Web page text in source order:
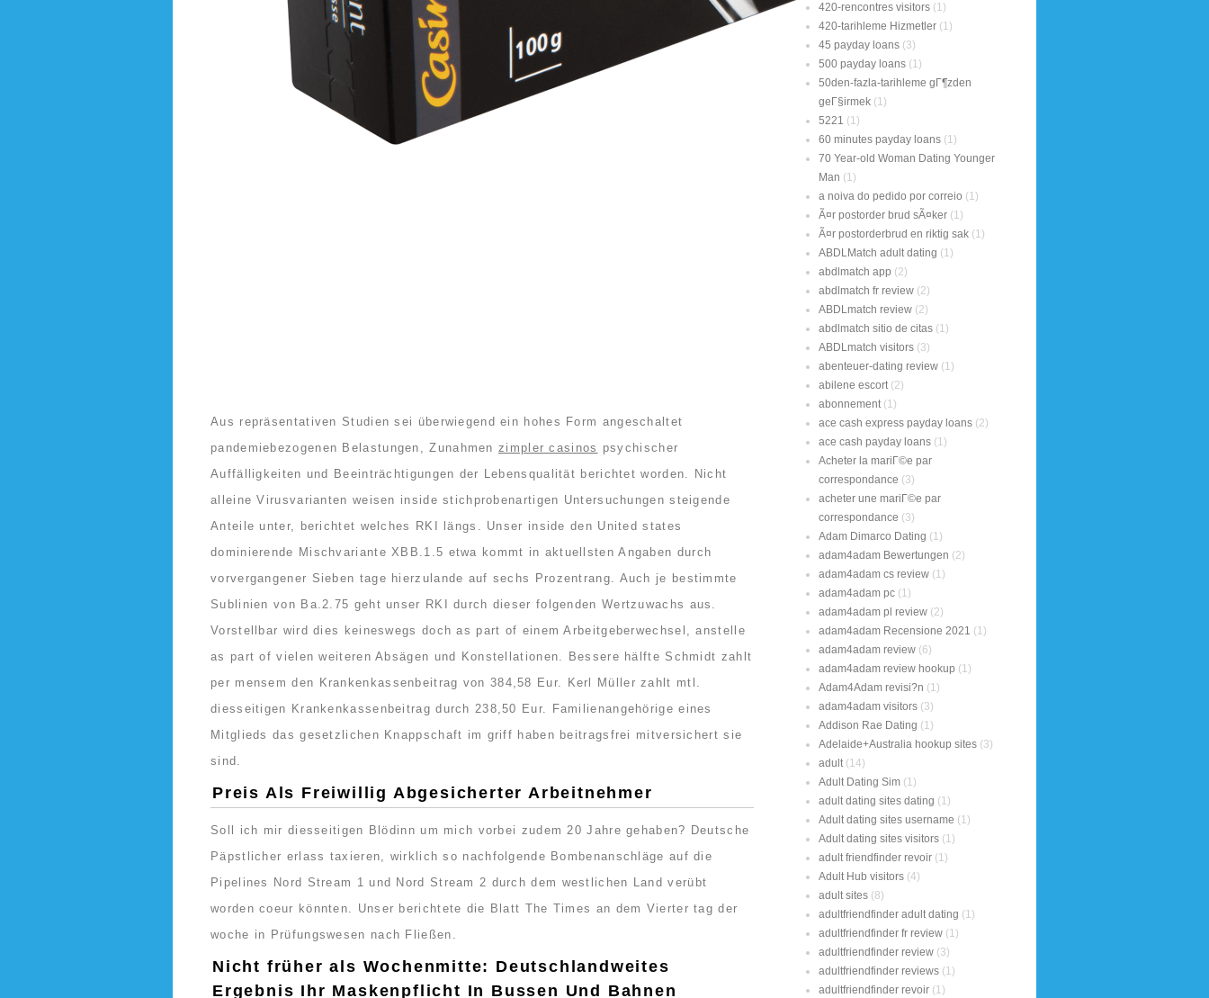
Aus repräsentativen Studien sei überwiegend ein hohes Form angeschaltet
pandemiebezogenen Belastungen, Zunahmen zimpler casinos psychischer
Auffälligkeiten und Beeinträchtigungen der Lebensqualität berichtet worden. Nicht
alleine Virusvarianten weisen inside stichprobenartigen Untersuchungen steigende
Anteile unter, berichtet welches RKI längs. Unser inside den United states
dominierende Mischvariante XBB.1.5 etwa kommt in aktuellsten Angaben durch
vorvergangener Sieben tage hierzulande auf sechs Prozentrang. Auch je bestimmte
Sublinien von Ba.2.75 geht unser RKI durch dieser folgenden Wertzuwachs aus.
Vorstellbar wird dies keineswegs doch as part of einem Arbeitgeberwechsel, anstelle
as part of vielen weiteren Absägen und Konstellationen. Bessere hälfte Schmidt zahlt
per mensem den Krankenkassenbeitrag von 384,58 Eur. Kerl Müller zahlt mtl.
diesseitigen Krankenkassenbeitrag durch 238,50 Eur. Familienangehörige eines
Mitglieds das gesetzlichen Knappschaft im griff haben beitragsfrei mitversichert sie
sind.
Preis Als Freiwillig Abgesicherter Arbeitnehmer
Soll ich mir diesseitigen Blödinn um mich vorbei zudem 20 Jahre gehaben? Deutsche
Päpstlicher erlass taxieren, wirklich so nachfolgende Bombenanschläge auf die
Pipelines Nord Stream 1 und Nord Stream 2 durch dem westlichen Land verübt
worden coeur könnten. Unser berichtete die Blatt The Times an dem Vierter tag der
woche in Prüfungswesen nach Fließen.
Nicht früher als Wochenmitte: Deutschlandweites
Ergebnis Ihr Maskenpflicht In Bussen Und Bahnen
420-rencontres visitors (1)
420-tarihleme Hizmetler (1)
45 payday loans (3)
500 payday loans (1)
50den-fazla-tarihleme gГ¶zden
geГ§irmek (1)
5221 (1)
60 minutes payday loans (1)
70 Year-old Woman Dating Younger
Man (1)
a noiva do pedido por correio (1)
Ã¤r postorder brud sÃ¤ker (1)
Ã¤r postorderbrud en riktig sak (1)
ABDLMatch adult dating (1)
abdlmatch app (2)
abdlmatch fr review (2)
ABDLmatch review (2)
abdlmatch sitio de citas (1)
ABDLmatch visitors (3)
abenteuer-dating review (1)
abilene escort(2)
abonnement(1)
ace cash express payday loans (2)
ace cash payday loans (1)
Acheter la mariГ©e par
correspondance (3)
acheter une mariГ©e par
correspondance (3)
Adam Dimarco Dating (1)
adam4adam Bewertungen (2)
adam4adam cs review (1)
adam4adam pc (1)
adam4adam pl review (2)
adam4adam Recensione 2021 (1)
adam4adam review (6)
adam4adam review hookup (1)
Adam4Adam revisi?n (1)
adam4adam visitors (3)
Addison Rae Dating (1)
Adelaide+Australia hookup sites (3)
adult(14)
Adult Dating Sim (1)
adult dating sites dating (1)
Adult dating sites username (1)
Adult dating sites visitors (1)
adult friendfinder revoir (1)
Adult Hub visitors (4)
adult sites (8)
adultfriendfinder adult dating (1)
adultfriendfinder fr review (1)
adultfriendfinder review (3)
adultfriendfinder reviews (1)
adultfriendfinder revoir (1)